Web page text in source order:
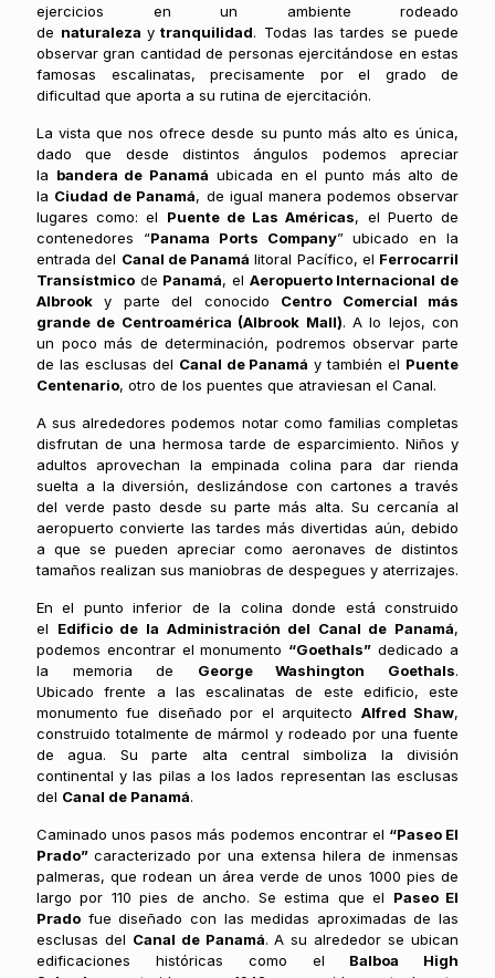
ejercicios en un ambiente rodeado
de naturalezay tranquilidad. Todas las tardes se puede
observar gran cantidad de personas ejercitándose en estas
famosas escalinatas, precisamente por el grado de
dificultad que aporta a su rutina de ejercitación.
La vista que nos ofrece desde su punto más alto es única,
dado que desde distintos ángulos podemos apreciar
la bandera de Panamá ubicada en el punto más alto de
la Ciudad de Panamá, de igual manera podemos observar
lugares como: el Puente de Las Américas, el Puerto de
contenedores “Panama Ports Company” ubicado en la
entrada del Canal de Panamá litoral Pacífico, el Ferrocarril
Transístmico de Panamá, el Aeropuerto Internacional de
Albrook y parte del conocido Centro Comercial más
grande de Centroamérica (Albrook Mall). A lo lejos, con
un poco más de determinación, podremos observar parte
de las esclusas del Canal de Panamá y también el Puente
Centenario, otro de los puentes que atraviesan el Canal.
A sus alrededores podemos notar como familias completas
disfrutan de una hermosa tarde de esparcimiento. Niños y
adultos aprovechan la empinada colina para dar rienda
suelta a la diversión, deslizándose con cartones a través
del verde pasto desde su parte más alta. Su cercanía al
aeropuerto convierte las tardes más divertidas aún, debido
a que se pueden apreciar como aeronaves de distintos
tamaños realizan sus maniobras de despegues y aterrizajes.
En el punto inferior de la colina donde está construido
el Edificio de la Administración del Canal de Panamá,
podemos encontrar el monumento “Goethals” dedicado a
la memoria de George Washington Goethals.
Ubicado frente a las escalinatas de este edificio, este
monumento fue diseñado por el arquitecto Alfred Shaw,
construido totalmente de mármol y rodeado por una fuente
de agua. Su parte alta central simboliza la división
continental y las pilas a los lados representan las esclusas
del Canal de Panamá.
Caminado unos pasos más podemos encontrar el “Paseo El
Prado” caracterizado por una extensa hilera de inmensas
palmeras, que rodean un área verde de unos 1000 pies de
largo por 110 pies de ancho. Se estima que el Paseo El
Prado fue diseñado con las medidas aproximadas de las
esclusas del Canal de Panamá. A su alrededor se ubican
edificaciones históricas como el Balboa High